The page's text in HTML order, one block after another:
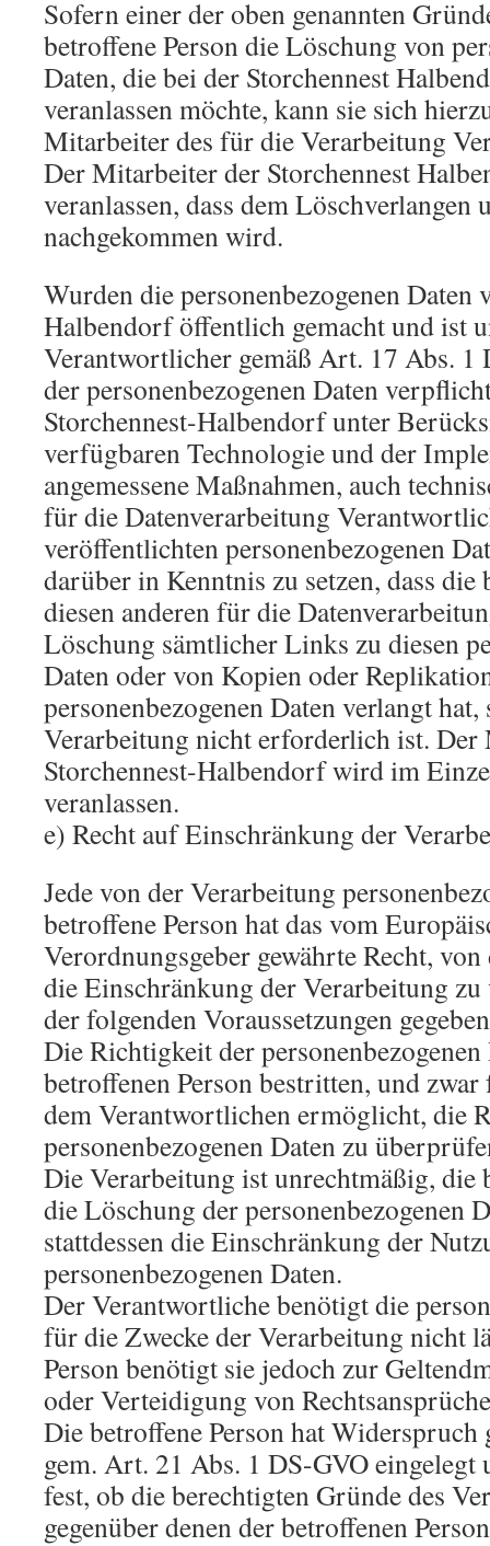
Sofern einer der oben genannten
betroffene Person die Löschung von
Daten, die bei der Storchennest
veranlassen möchte, kann sie sich
Mitarbeiter des für die Verarbeitung
Der Mitarbeiter der Storchennest
veranlassen, dass dem Löschverlangen
nachgekommen wird.
Wurden die personenbezogenen Daten
Halbendorf öffentlich gemacht und ist
Verantwortlicher gemäß Art. 17 Abs. 1
der personenbezogenen Daten
Storchennest-Halbendorf unter
verfügbaren Technologie und der
angemessene Maßnahmen, auch
für die Datenverarbeitung
veröffentlichten personenbezogenen
darüber in Kenntnis zu setzen, dass die
diesen anderen für die
Löschung sämtlicher Links zu diesen
Daten oder von Kopien oder
personenbezogenen Daten verlangt hat,
Verarbeitung nicht erforderlich ist. Der
Storchennest-Halbendorf wird im
veranlassen.
e) Recht auf Einschränkung der
Jede von der Verarbeitung
betroffene Person hat das vom
Verordnungsgeber gewährte Recht,
die Einschränkung der Verarbeitung zu
der folgenden Voraussetzungen
Die Richtigkeit der
betroffenen Person bestritten, und
dem Verantwortlichen ermöglicht, die
personenbezogenen Daten zu
Die Verarbeitung ist unrechtmäßig, die
die Löschung der personenbezogenen
stattdessen die Einschränkung der
personenbezogenen Daten.
Der Verantwortliche benötigt die
für die Zwecke der Verarbeitung nicht
Person benötigt sie jedoch zur
oder Verteidigung von
Die betroffene Person hat Widerspruch
gem. Art. 21 Abs. 1 DS-GVO eingelegt
fest, ob die berechtigten Gründe des
gegenüber denen der betroffenen